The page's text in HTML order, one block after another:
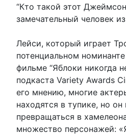
“Кто такой этот
замечательный человек
Лейси, который играет
потенциальном
фильме “Яблоки никогда
подкаста Variety Awards
его мнению, многие
находятся в тупике, но
превращаться в
множество персонажей: